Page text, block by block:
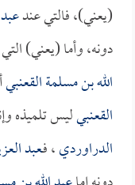
(يعني)، فالتي عند
دونه، وأما (يعني)
الله بن مسلمة القعنبي
القعنبيليس تلميذه
الدراوردي، فـعبد